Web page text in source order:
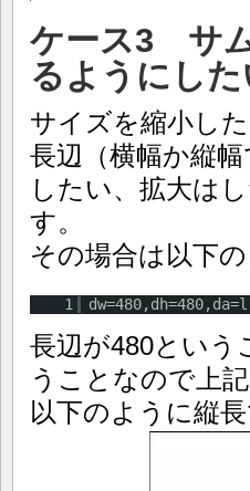
ケース3 サ
るようにした
サイズを縮小し
長辺（横幅か縦
したい、拡大は
す。
その場合は以下
1 dw=480,dh=480,da=l
長辺が480という
うことなので上
以下のように縦